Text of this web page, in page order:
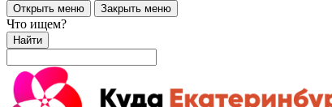
Открыть меню Закрыть меню
Что ищем?
Найти